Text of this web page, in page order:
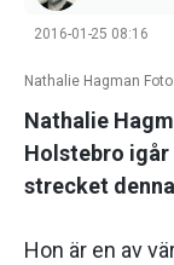
2016-01-25 08:16
Nathalie Hagman
Nathalie
Holstebro igår
strecket
Hon är en av